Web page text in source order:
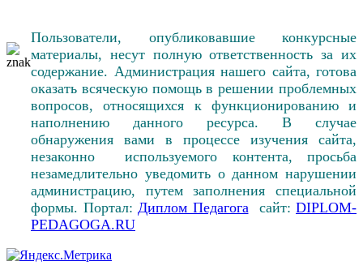
Пользователи, опубликовавшие конкурсные
материалы, несут полную ответственность за их
содержание. Администрация нашего сайта, готова
оказать всяческую помощь в решении проблемных
вопросов, относящихся к функционированию и
наполнению данного ресурса. В случае
обнаружения вами в процессе изучения сайта,
незаконно используемого контента, просьба
незамедлительно уведомить о данном нарушении
администрацию, путем заполнения специальной
формы. Портал: Диплом Педагога сайт: DIPLOM-
PEDAGOGA.RU